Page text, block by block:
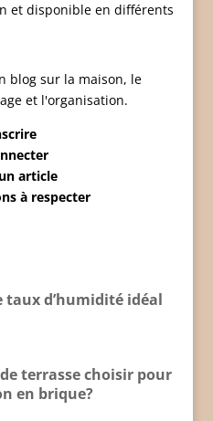
et disponible en différents
blog sur la maison, le
et l'organisation.
article
à respecter
taux d’humidité idéal
terrasse choisir pour
en brique?